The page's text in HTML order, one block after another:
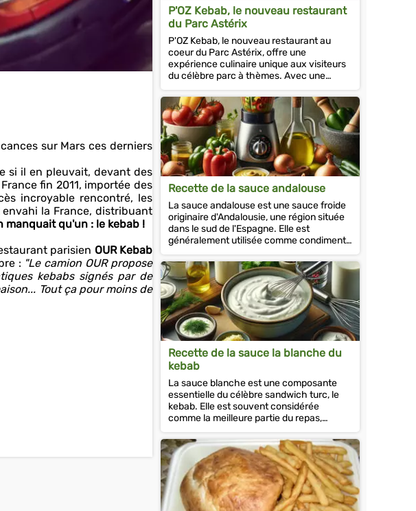
sur Mars ces derniers
si il en pleuvait, devant des
fin 2011, importée des
incroyable rencontré, les
la France, distribuant
manquait qu'un : le kebab !
parisien OUR Kebab
: "Le camion OUR propose
kebabs signés par de
Tout ça pour moins de
P'OZ Kebab, le nouveau restaurant
du Parc Astérix
P'OZ Kebab, le nouveau restaurant au
coeur du Parc Astérix, offre une
expérience culinaire unique aux visiteurs
du célèbre parc à thèmes. Avec une
ouverture prévue en 2024, le restaurant
est...
Recette de la sauce andalouse
La sauce andalouse est une sauce froide
originaire d'Andalousie, une région située
dans le sud de l'Espagne. Elle est
généralement utilisée comme condiment
pour les fruits de mer, les viandes...
Recette de la sauce la blanche du
kebab
La sauce blanche est une composante
essentielle du célèbre sandwich turc, le
kebab. Elle est souvent considérée
comme la meilleure partie du repas,
offrant une touche rafraîchissante et...